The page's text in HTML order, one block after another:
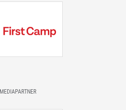
MEDIAPARTNER